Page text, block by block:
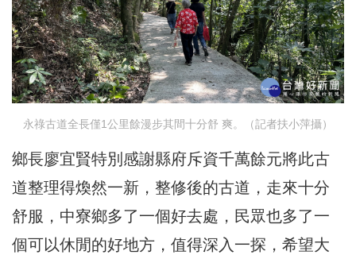
永祿古道全長僅1公里餘漫步其間十分舒 爽。（記者扶小萍攝）
鄉長廖宜賢特別感謝縣府斥資千萬餘元將此古
道整理得煥然一新，整修後的古道，走來十分
舒服，中寮鄉多了一個好去處，民眾也多了一
個可以休閒的好地方，值得深入一探，希望大